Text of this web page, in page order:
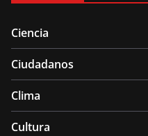
Ciencia
Ciudadanos
Clima
Cultura